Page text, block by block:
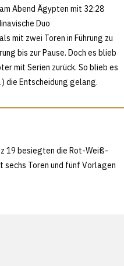
Abend Ägypten mit 32:28
Duo
mit zwei Toren in Führung zu
bis zur Pause. Doch es blieb
mit Serien zurück. So blieb es
die Entscheidung gelang.
19 besiegten die Rot-Weiß-
sechs Toren und fünf Vorlagen